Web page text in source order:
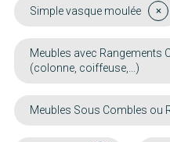
Simple vasque moulée
Meubles avec Rangements
(colonne, coiffeuse,...)
Meubles Sous Combles ou